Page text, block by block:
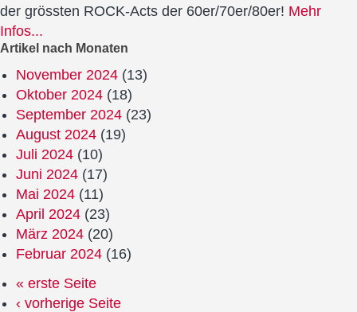
der grössten ROCK-Acts der 60er/70er/80er! Mehr
Infos...
Artikel nach Monaten
November 2024 (13)
Oktober 2024 (18)
September 2024 (23)
August 2024 (19)
Juli 2024 (10)
Juni 2024 (17)
Mai 2024 (11)
April 2024 (23)
März 2024 (20)
Februar 2024 (16)
« erste Seite
‹ vorherige Seite